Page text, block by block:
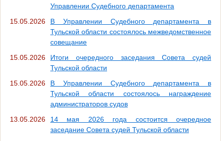
Управлении Судебного департамента
15.05.2026
В Управлении Судебного департамента в
Тульской области состоялось межведомственное
совещание
15.05.2026
Итоги очередного заседания Совета судей
Тульской области
15.05.2026
В Управлении Судебного департамента в
Тульской области состоялось награждение
администраторов судов
13.05.2026
14 мая 2026 года состоится очередное
заседание Совета судей Тульской области